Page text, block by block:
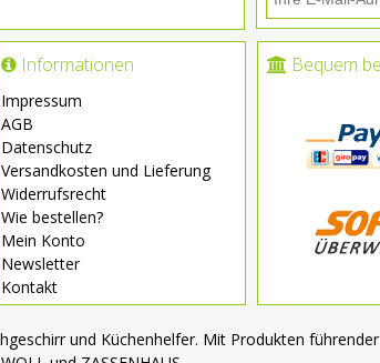
Informationen
Impressum
AGB
Datenschutz
Versandkosten und Lieferung
Widerrufsrecht
Wie bestellen?
Mein Konto
Newsletter
Kontakt
Bequem
und Küchenhelfer. Mit Produkten führender